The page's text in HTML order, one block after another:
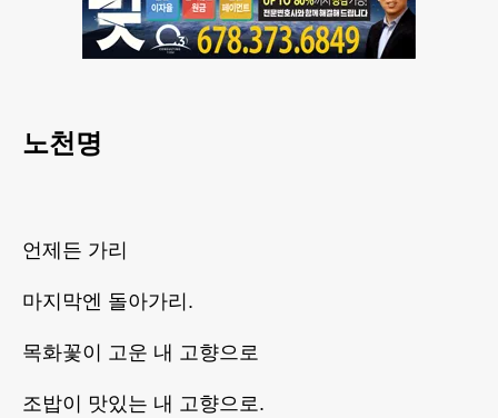
노천명
언제든 가리
마지막엔 돌아가리.
목화꽃이 고운 내 고향으로
조밥이 맛있는 내 고향으로.